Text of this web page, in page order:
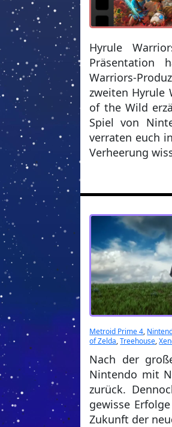
Hyrule
Präsentation
Warriors-
zweiten Hyrule
of the Wild
Spiel von
verraten euch
Verheerung
Metroid Prime 4,
of Zelda,Treehouse,
Nach der
Nintendo mit
zurück.
gewisse
Zukunft der